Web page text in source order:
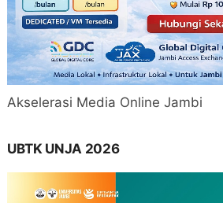
Akselerasi Media Online Jambi
UBTK UNJA 2026